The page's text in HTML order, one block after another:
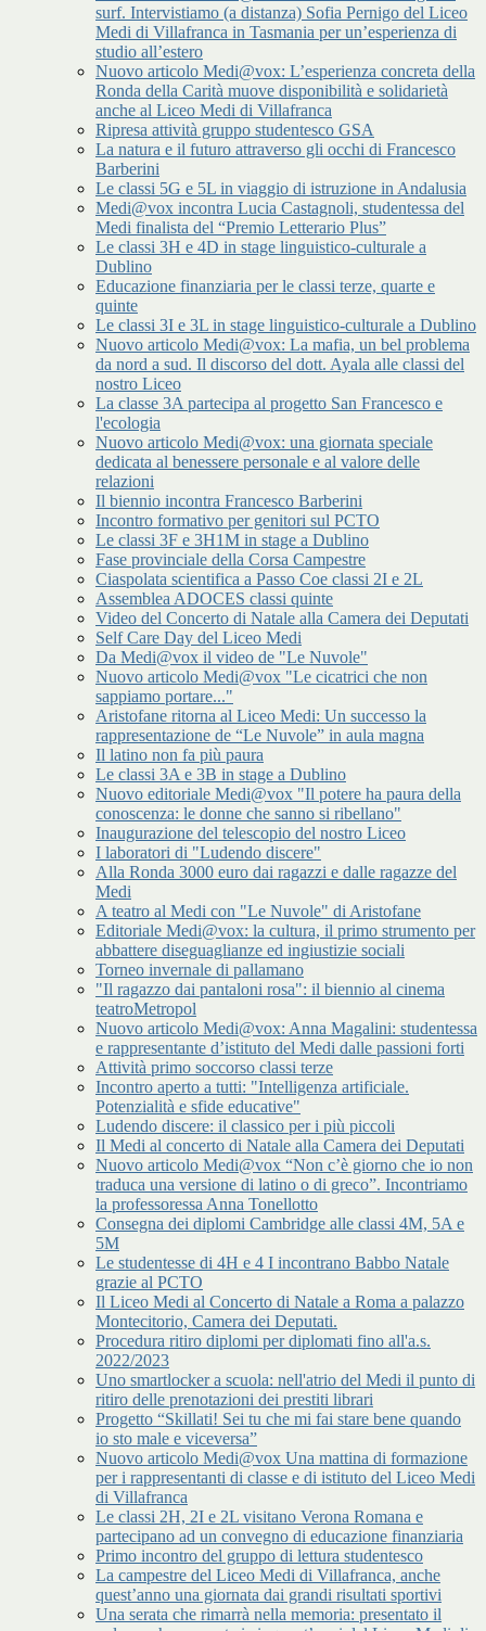
surf. Intervistiamo (a distanza) Sofia Pernigo del Liceo
Medi di Villafranca in Tasmania per un’esperienza di
studio all’estero
Nuovo articolo Medi@vox: L’esperienza concreta della
Ronda della Carità muove disponibilità e solidarietà
anche al Liceo Medi di Villafranca
Ripresa attività gruppo studentesco GSA
La natura e il futuro attraverso gli occhi di Francesco
Barberini
Le classi 5G e 5L in viaggio di istruzione in Andalusia
Medi@vox incontra Lucia Castagnoli, studentessa del
Medi finalista del “Premio Letterario Plus”
Le classi 3H e 4D in stage linguistico-culturale a
Dublino
Educazione finanziaria per le classi terze, quarte e
quinte
Le classi 3I e 3L in stage linguistico-culturale a Dublino
Nuovo articolo Medi@vox: La mafia, un bel problema
da nord a sud. Il discorso del dott. Ayala alle classi del
nostro Liceo
La classe 3A partecipa al progetto San Francesco e
l'ecologia
Nuovo articolo Medi@vox: una giornata speciale
dedicata al benessere personale e al valore delle
relazioni
Il biennio incontra Francesco Barberini
Incontro formativo per genitori sul PCTO
Le classi 3F e 3H1M in stage a Dublino
Fase provinciale della Corsa Campestre
Ciaspolata scientifica a Passo Coe classi 2I e 2L
Assemblea ADOCES classi quinte
Video del Concerto di Natale alla Camera dei Deputati
Self Care Day del Liceo Medi
Da Medi@vox il video de "Le Nuvole"
Nuovo articolo Medi@vox "Le cicatrici che non
sappiamo portare..."
Aristofane ritorna al Liceo Medi: Un successo la
rappresentazione de “Le Nuvole” in aula magna
Il latino non fa più paura
Le classi 3A e 3B in stage a Dublino
Nuovo editoriale Medi@vox "Il potere ha paura della
conoscenza: le donne che sanno si ribellano"
Inaugurazione del telescopio del nostro Liceo
I laboratori di "Ludendo discere"
Alla Ronda 3000 euro dai ragazzi e dalle ragazze del
Medi
A teatro al Medi con "Le Nuvole" di Aristofane
Editoriale Medi@vox: la cultura, il primo strumento per
abbattere diseguaglianze ed ingiustizie sociali
Torneo invernale di pallamano
"Il ragazzo dai pantaloni rosa": il biennio al cinema
teatroMetropol
Nuovo articolo Medi@vox: Anna Magalini: studentessa
e rappresentante d’istituto del Medi dalle passioni forti
Attività primo soccorso classi terze
Incontro aperto a tutti: "Intelligenza artificiale.
Potenzialità e sfide educative"
Ludendo discere: il classico per i più piccoli
Il Medi al concerto di Natale alla Camera dei Deputati
Nuovo articolo Medi@vox “Non c’è giorno che io non
traduca una versione di latino o di greco”. Incontriamo
la professoressa Anna Tonellotto
Consegna dei diplomi Cambridge alle classi 4M, 5A e
5M
Le studentesse di 4H e 4 I incontrano Babbo Natale
grazie al PCTO
Il Liceo Medi al Concerto di Natale a Roma a palazzo
Montecitorio, Camera dei Deputati.
Procedura ritiro diplomi per diplomati fino all'a.s.
2022/2023
Uno smartlocker a scuola: nell'atrio del Medi il punto di
ritiro delle prenotazioni dei prestiti librari
Progetto “Skillati! Sei tu che mi fai stare bene quando
io sto male e viceversa”
Nuovo articolo Medi@vox Una mattina di formazione
per i rappresentanti di classe e di istituto del Liceo Medi
di Villafranca
Le classi 2H, 2I e 2L visitano Verona Romana e
partecipano ad un convegno di educazione finanziaria
Primo incontro del gruppo di lettura studentesco
La campestre del Liceo Medi di Villafranca, anche
quest’anno una giornata dai grandi risultati sportivi
Una serata che rimarrà nella memoria: presentato il